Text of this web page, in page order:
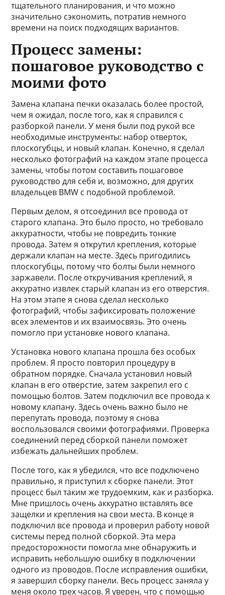
тщательного планирования, и что можно
значительно сэкономить, потратив немного
времени на поиск подходящих вариантов.
Процесс замены:
пошаговое руководство с
моими фото
Замена клапана печки оказалась более простой,
чем я ожидал, после того, как я справился с
разборкой панели. У меня были под рукой все
необходимые инструменты: набор отверток,
плоскогубцы, и новый клапан. Конечно, я сделал
несколько фотографий на каждом этапе процесса
замены, чтобы потом составить пошаговое
руководство для себя и, возможно, для других
владельцев BMW с подобной проблемой.
Первым делом, я отсоединил все провода от
старого клапана. Это было просто, но требовало
аккуратности, чтобы не повредить тонкие
провода. Затем я открутил крепления, которые
держали клапан на месте. Здесь пригодились
плоскогубцы, потому что болты были немного
заржавели. После откручивания креплений, я
аккуратно извлек старый клапан из его отверстия.
На этом этапе я снова сделал несколько
фотографий, чтобы зафиксировать положение
всех элементов и их взаимосвязь. Это очень
помогло при установке нового клапана.
Установка нового клапана прошла без особых
проблем. Я просто повторил процедуру в
обратном порядке. Сначала установил новый
клапан в его отверстие, затем закрепил его с
помощью болтов. Затем подключил все провода к
новому клапану. Здесь очень важно было не
перепутать провода, поэтому я снова
воспользовался своими фотографиями. Проверка
соединений перед сборкой панели поможет
избежать дальнейших проблем.
После того, как я убедился, что все подключено
правильно, я приступил к сборке панели. Этот
процесс был таким же трудоемким, как и разборка.
Мне пришлось очень аккуратно вставлять все
защелки и крепления на свои места. В конце я
подключил все провода и проверил работу новой
системы перед полной сборкой. Эта мера
предосторожности помогла мне обнаружить и
исправить небольшую ошибку в подключении
одного из проводов. После исправления ошибки,
я завершил сборку панели. Весь процесс заняла у
меня около трех часов. Я уверен, что с помощью